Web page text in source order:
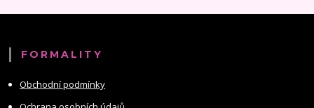
FORMALITY
Obchodní podmínky